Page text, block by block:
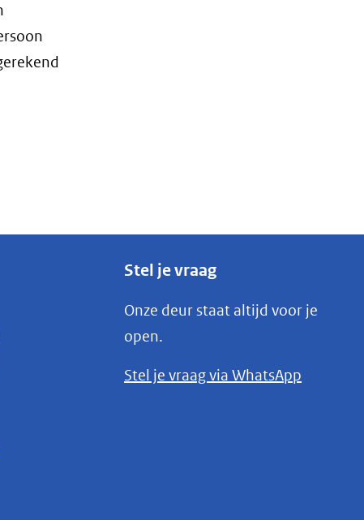
Stel je vraag
Onze deur staat altijd voor je
open.
Stel je vraag via WhatsApp